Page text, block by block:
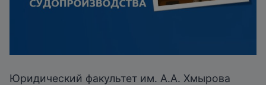
Юридический факультет им. А.А. Хмырова